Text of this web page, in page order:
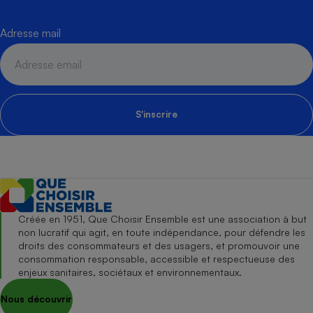
Adresse mail
S'inscrire
Créée en 1951, Que Choisir Ensemble est une association à but
non lucratif qui agit, en toute indépendance, pour défendre les
droits des consommateurs et des usagers, et promouvoir une
consommation responsable, accessible et respectueuse des
enjeux sanitaires, sociétaux et environnementaux.
Nous découvrir